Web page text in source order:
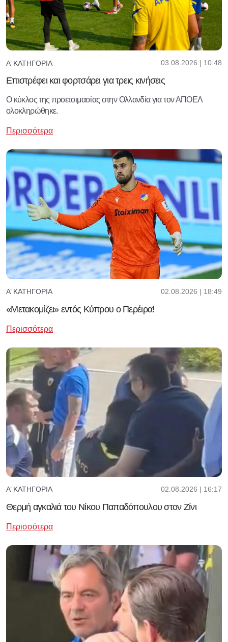
Α’ ΚΑΤΗΓΟΡΊΑ 03.08.2026 | 10:48
Επιστρέφει και φορτσάρει για τρεις κινήσεις
Ο κύκλος της προετοιμασίας στην Ολλανδία για τον ΑΠΟΕΛ
ολοκληρώθηκε.
Περισσότερα
Α’ ΚΑΤΗΓΟΡΊΑ 02.08.2026 | 18:49
«Μετακομίζει» εντός Κύπρου ο Περέιρα!
Περισσότερα
Α’ ΚΑΤΗΓΟΡΊΑ 02.08.2026 | 16:17
Θερμή αγκαλιά του Νίκου Παπαδόπουλου στον Ζίνι
Περισσότερα